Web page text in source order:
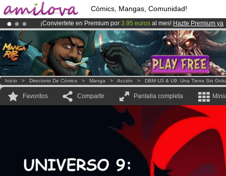
Cómics, Mangas, Comunidad!
¡Conviertete en Premium por 3.95 euros al mes! Hazte Premium ya
¡Ya tenemos 134393miembrosy 1208Cómics y Mangas!.
El Kickstarter Amilova está desormado lanzado!.
Inicio > Directorio De Cómics > Manga > Acción > DBM U3 & U9: Una Tierra Sin
Favoritos Compartir Pantalla completa